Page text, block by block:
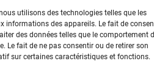
utilisons des technologies telles que les
informations des appareils. Le fait de
des données telles que le comportement
Le fait de ne pas consentir ou de retirer son
sur certaines caractéristiques et fonctions.
Bicentenaire des
Ampère